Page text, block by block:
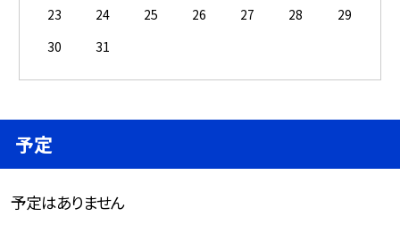
23
24 25 26 27 28
29
30
31
予定
予定はありません